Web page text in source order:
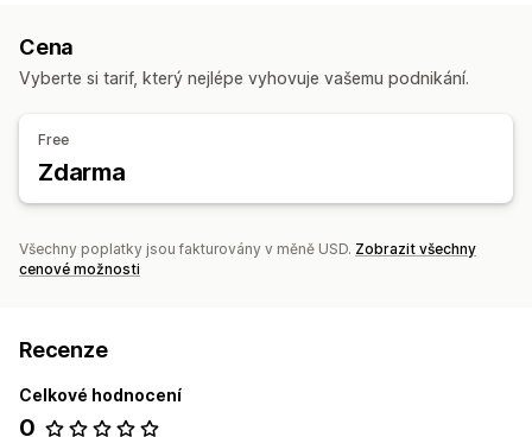
Sazby za dopravu
Sledování více dopravců Stránka na sledování
Historie sledování
Cena
Vyberte si tarif, který nejlépe vyhovuje vašemu podnikání.
Free
Zdarma
Všechny poplatky jsou fakturovány v měně USD. Zobrazit všechny
cenové možnosti
Recenze
Celkové hodnocení
0